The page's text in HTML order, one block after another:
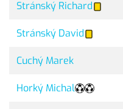
Stránský Richard
Stránský David
Cuchý Marek
Horký Michal